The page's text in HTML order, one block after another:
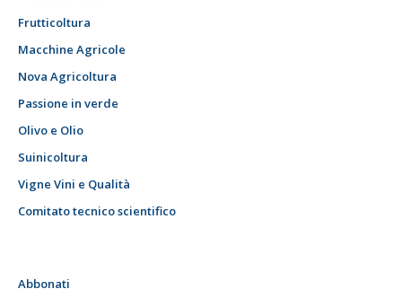
Frutticoltura
Macchine Agricole
Nova Agricoltura
Passione in verde
Olivo e Olio
Suinicoltura
Vigne Vini e Qualità
Comitato tecnico scientifico
Abbonati